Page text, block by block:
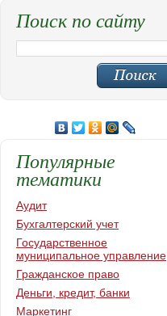
Поиск по сайту
Популярные
тематики
Аудит
Бухгалтерский учет
Государственное
муниципальное управление
Гражданское право
Деньги, кредит, банки
Маркетинг